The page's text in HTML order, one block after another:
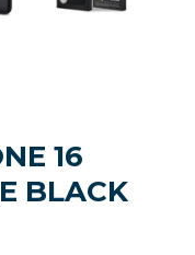
16
BLACK